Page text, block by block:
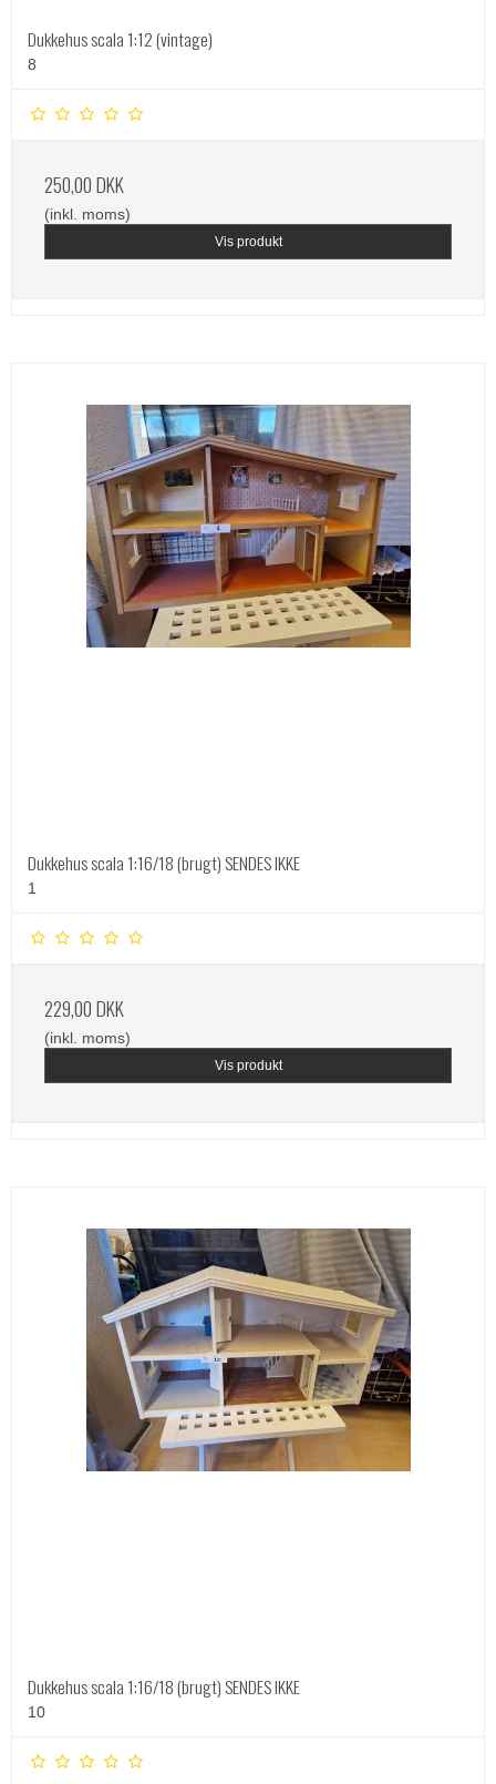
Dukkehus scala 1:12 (vintage)
8
250,00 DKK
(inkl. moms)
Vis produkt
Dukkehus scala 1:16/18 (brugt) SENDES IKKE
1
229,00 DKK
(inkl. moms)
Vis produkt
Dukkehus scala 1:16/18 (brugt) SENDES IKKE
10